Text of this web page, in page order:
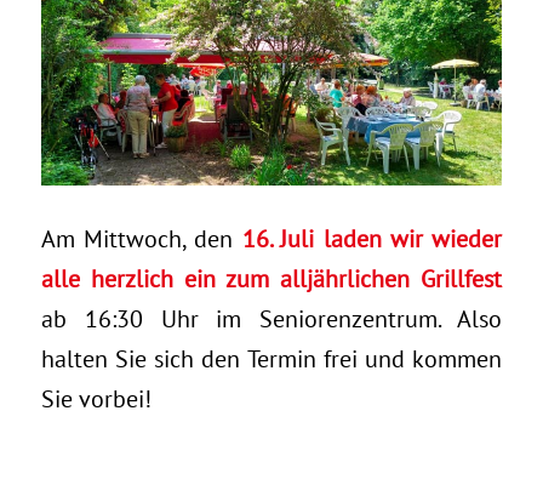
Am Mittwoch, den 16. Juli laden wir wieder
alle herzlich ein zum alljährlichen Grillfest
ab 16:30 Uhr im Seniorenzentrum. Also
halten Sie sich den Termin frei und kommen
Sie vorbei!